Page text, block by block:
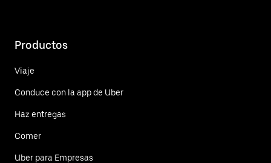
Productos
Viaje
Conduce con la app de Uber
Haz entregas
Comer
Uber para Empresas